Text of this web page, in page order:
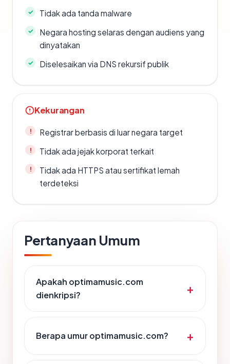
Tidak ada tanda malware
Negara hosting selaras dengan audiens yang
dinyatakan
Diselesaikan via DNS rekursif publik
Kekurangan
Registrar berbasis di luar negara target
Tidak ada jejak korporat terkait
Tidak ada HTTPS atau sertifikat lemah
terdeteksi
Pertanyaan Umum
Apakah optimamusic.com
dienkripsi?
Berapa umur optimamusic.com?